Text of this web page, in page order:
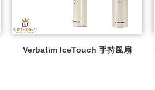
Verbatim IceTouch 手持風扇